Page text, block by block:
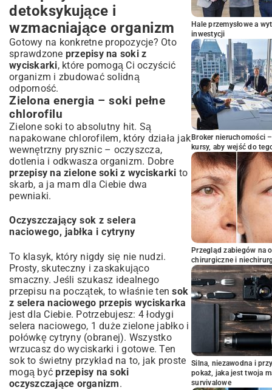
detoksykujące i
wzmacniające organizm
Gotowy na konkretne propozycje? Oto
sprawdzone przepisy na soki z
wyciskarki, które pomogą Ci oczyścić
organizm i zbudować solidną
odporność.
Zielona energia – soki pełne
chlorofilu
Zielone soki to absolutny hit. Są
napakowane chlorofilem, który działa jak
wewnętrzny prysznic – oczyszcza,
dotlenia i odkwasza organizm. Dobre
przepisy na zielone soki z wyciskarki to
skarb, a ja mam dla Ciebie dwa
pewniaki.
Oczyszczający sok z selera
naciowego, jabłka i cytryny
To klasyk, który nigdy się nie nudzi.
Prosty, skuteczny i zaskakująco
smaczny. Jeśli szukasz idealnego
przepisu na początek, to właśnie tensok
z selera naciowego przepis wyciskarka
jest dla Ciebie. Potrzebujesz: 4 łodygi
selera naciowego, 1 duże zielone jabłko i
połówkę cytryny (obranej). Wszystko
wrzucasz do wyciskarki i gotowe. Ten
sok to świetny przykład na to, jak proste
mogą byćprzepisy na soki
oczyszczające organizm.
Hale przemysłowe a
inwestycji
Broker nieruchomości
kursy, aby wejść do
Przegląd zabiegów na
chirurgiczne i
Silna, niezawodna i
pokaż, jaka jest twoja
survivalowe